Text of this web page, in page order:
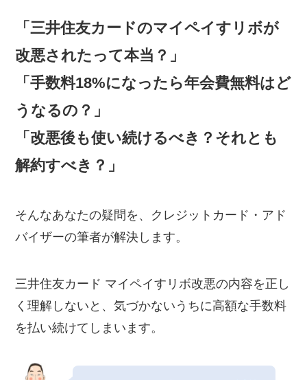
「三井住友カードのマイペイすリボが
改悪されたって本当？」
「手数料18%になったら年会費無料はど
うなるの？」
「改悪後も使い続けるべき？それとも
解約すべき？」
そんなあなたの疑問を、クレジットカード・アド
バイザーの筆者が解決します。
三井住友カード マイペイすリボ改悪の内容を正し
く理解しないと、気づかないうちに高額な手数料
を払い続けてしまいます。